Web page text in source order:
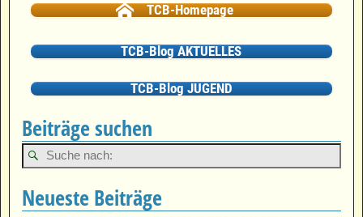
TCB-Homepage
TCB-Blog AKTUELLES
TCB-Blog JUGEND
Beiträge suchen
Neueste Beiträge